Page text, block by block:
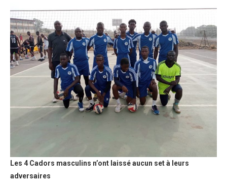
Les 4 Cadors masculins n’ont laissé aucun set à leurs
adversaires